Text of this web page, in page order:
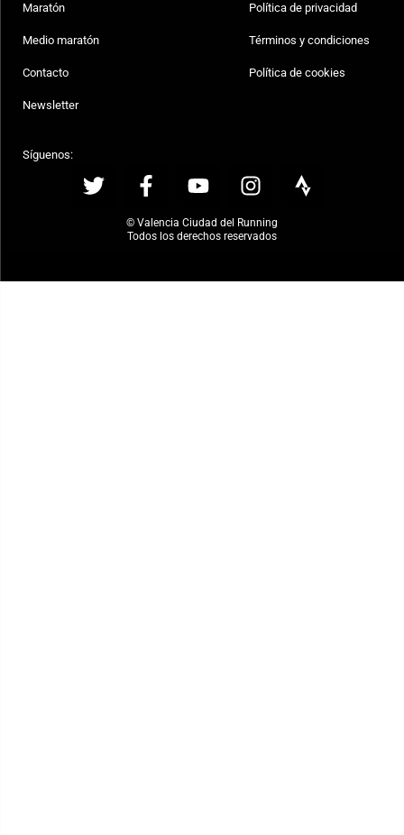
Maratón
Medio maratón
Contacto
Newsletter
Política de privacidad
Términos y condiciones
Política de cookies
Síguenos:
© Valencia Ciudad del Running
Todos los derechos reservados